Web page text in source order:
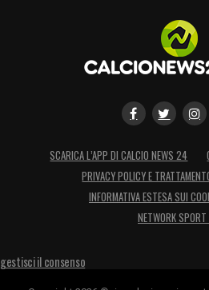
SCARICA L’APP DI CALCIO NEWS 24
PRIVACY POLICY E
INFORMATIVA ESTESA SUI
NETWORK SPORT
gestisci il consenso